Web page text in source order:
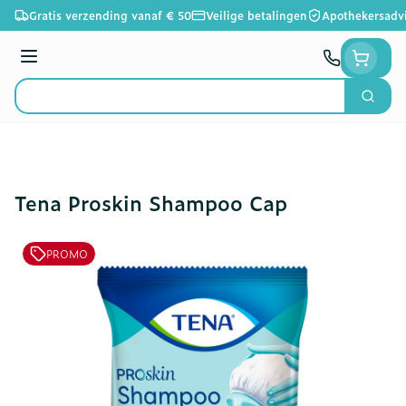
Ga naar de inhoud
Gratis verzending vanaf € 50 Veilige betalingen
Menu
Product, merk, categorie...
Zoek
Tena Proskin Shampoo Cap
PROMO